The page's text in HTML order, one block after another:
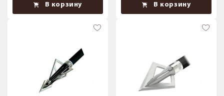
В корзину В корзину